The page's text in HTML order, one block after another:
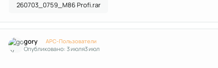
260703_0759_M86 Profi.rar
gory APC-Пользователи
Опубликовано:3 июля3 июл